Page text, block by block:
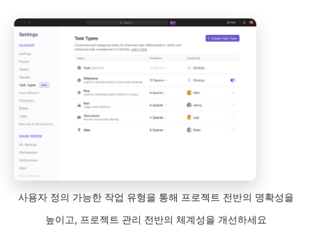
사용자 정의 가능한 작업 유형을 통해 프로젝트 전반의 명확성을
높이고, 프로젝트 관리 전반의 체계성을 개선하세요